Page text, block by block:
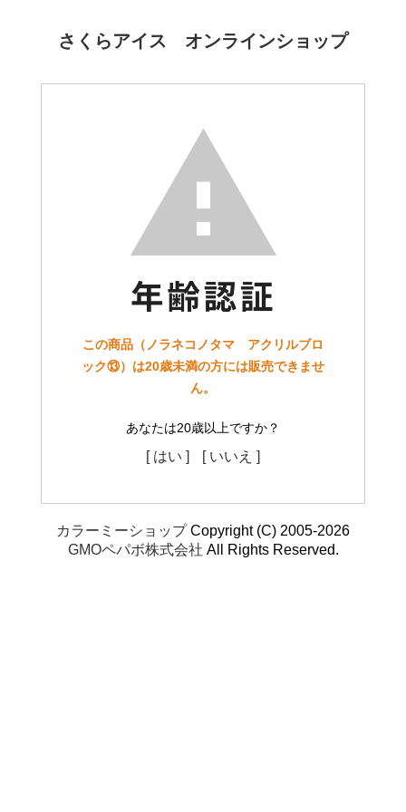
さくらアイス オンラインショップ
この商品（ノラネコノタマ アクリルブロ
ック⑬）は20歳未満の方には販売できませ
ん。
あなたは20歳以上ですか？
[ はい ] [ いいえ ]
カラーミーショップCopyright (C) 2005-2026
GMOペパボ株式会社 All Rights Reserved.